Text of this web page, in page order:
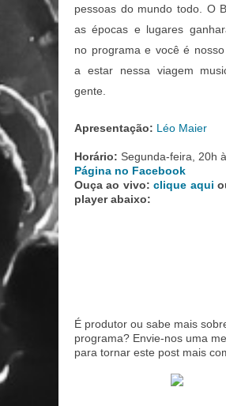
pessoas do mundo todo. O
as épocas e lugares
no programa e você é
a estar nessa viagem
gente.
Apresentação: Léo Maier
Horário: Segunda-feira, 20h
Página no Facebook
Ouça ao vivo:clique aqui
player abaixo:
É produtor ou sabe mais
programa? Envie-nos uma
para tornar este post mais